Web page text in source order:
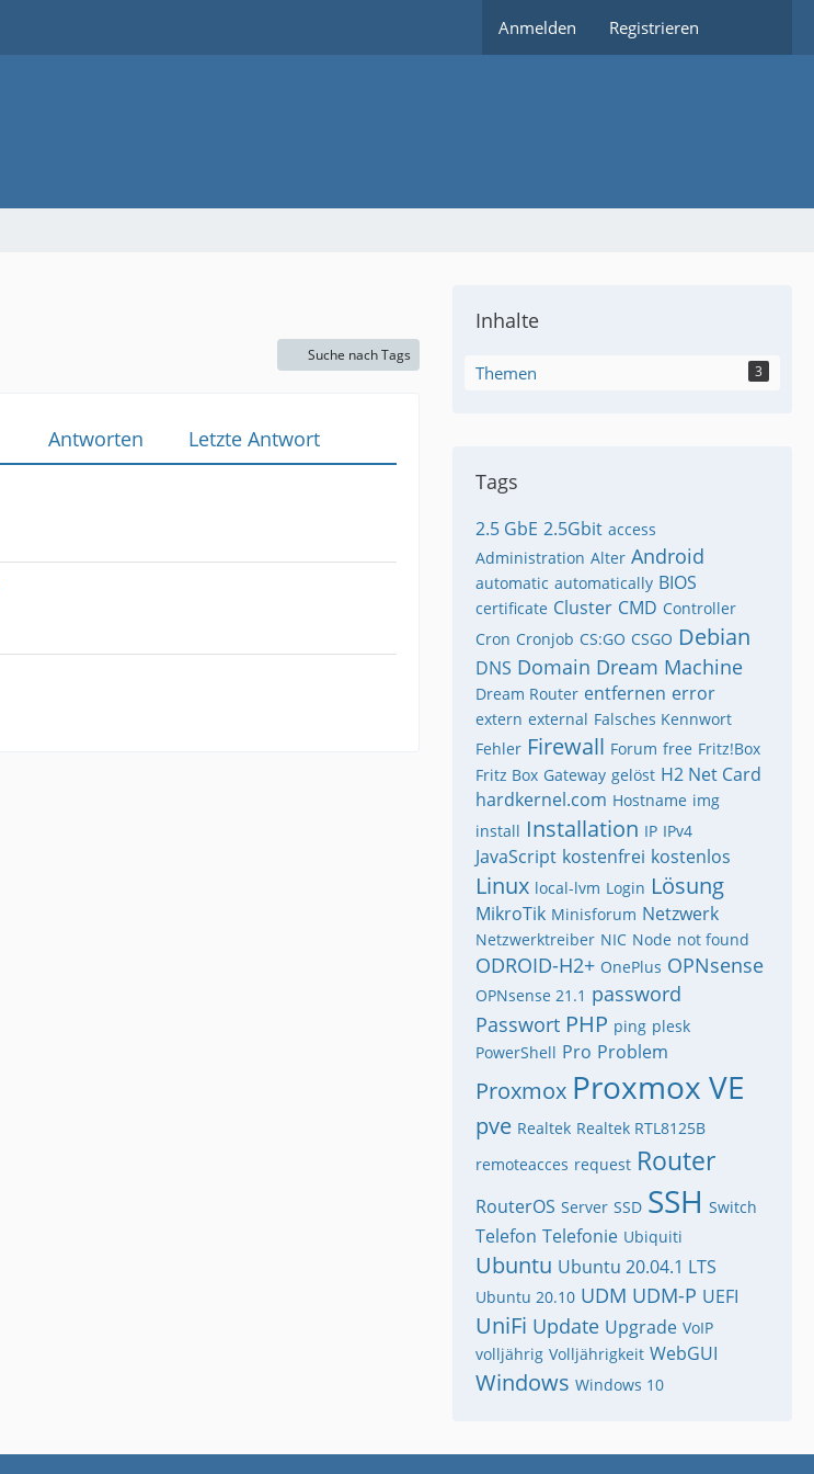
Anmelden Registrieren
Suche nach Tags
Antworten
Letzte Antwort
Inhalte
Themen 3
Tags
2.5 GbE 2.5Gbit access
Administration Alter Android
automatic automatically BIOS
certificate Cluster CMD Controller
Cron Cronjob CS:GO CSGO Debian
DNS Domain Dream Machine
Dream Router entfernen error
extern external Falsches Kennwort
Fehler Firewall Forum free Fritz!Box
Fritz Box Gateway gelöst H2 Net Card
hardkernel.com Hostname img
install Installation IP IPv4
JavaScript kostenfrei kostenlos
Linux local-lvm Login Lösung
MikroTik Minisforum Netzwerk
Netzwerktreiber NIC Node not found
ODROID-H2+ OnePlus OPNsense
OPNsense 21.1 password
Passwort PHP ping plesk
PowerShell Pro Problem
Proxmox Proxmox VE
pve Realtek Realtek RTL8125B
remoteacces request Router
RouterOS Server SSD SSH Switch
Telefon Telefonie Ubiquiti
Ubuntu Ubuntu 20.04.1 LTS
Ubuntu 20.10 UDM UDM-P UEFI
UniFi Update Upgrade VoIP
volljährig Volljährigkeit WebGUI
Windows Windows 10